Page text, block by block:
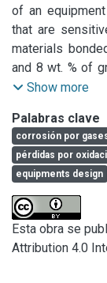
en lecho de
contenían
resina). Bajo
bajo nivel de
peso se
del carbono
oxidado fue
menor
completamente
carbono
of an
that are
materials
and 8 wt. % of
air were used
pirolyzed at
containing
Under inert
was observed.
was found in the
which however
percentage of
the refractory
carboneous
Show more
Palabras clave
corrosión por
pérdidas por
equipments design
Esta obra se
Attribution 4.0